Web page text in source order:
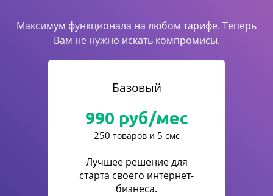
Максимум функционала на любом тарифе. Теперь
Вам не нужно искать компромисы.
Базовый
990 руб/мес
250 товаров и 5 смс
Лучшее решение для
старта своего интернет-
бизнеса.